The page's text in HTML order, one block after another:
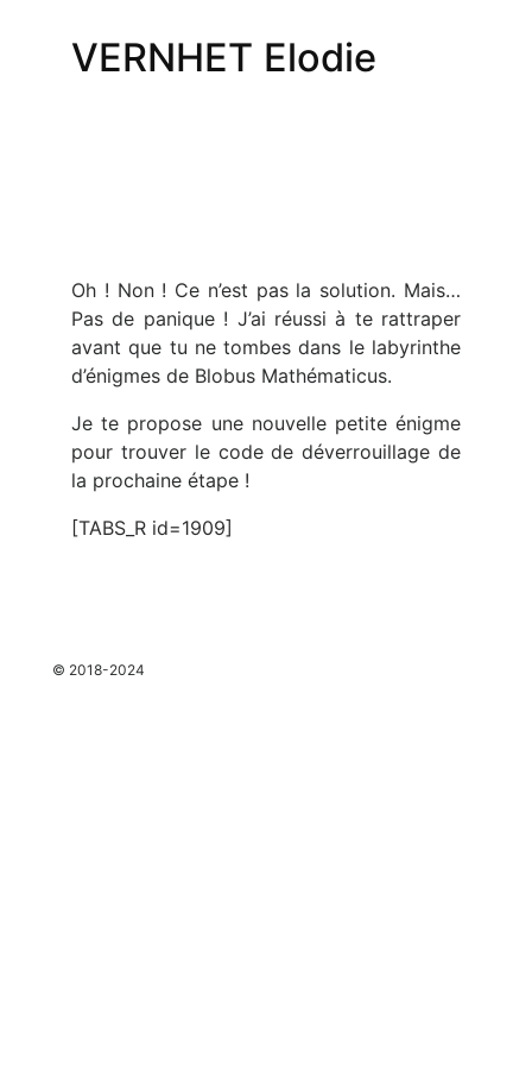
VERNHET Elodie
Oh ! Non ! Ce n’est pas la solution. Mais…
Pas de panique ! J’ai réussi à te rattraper
avant que tu ne tombes dans le labyrinthe
d’énigmes de Blobus Mathématicus.
Je te propose une nouvelle petite énigme
pour trouver le code de déverrouillage de
la prochaine étape !
[TABS_R id=1909]
© 2018-2024